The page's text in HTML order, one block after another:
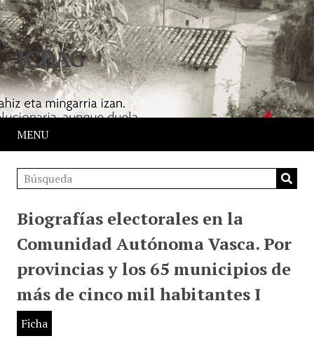
JCDAG
MENU
Biografías electorales en la
Comunidad Autónoma Vasca. Por
provincias y los 65 municipios de
más de cinco mil habitantes I
Ficha